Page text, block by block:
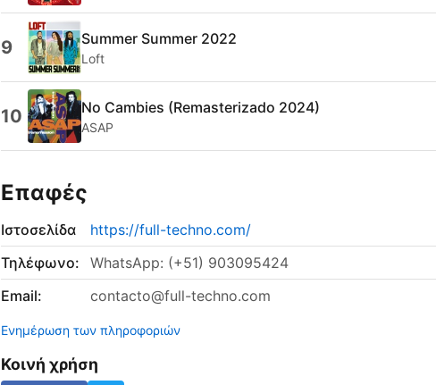
9 Summer Summer 2022
Loft
10 No Cambies (Remasterizado 2024)
ASAP
Επαφές
Ιστοσελίδα
https://full-techno.com/
Τηλέφωνο:
WhatsApp: (+51) 903095424
Email:
contacto@full-techno.com
Ενημέρωση των πληροφοριών
Κοινή χρήση